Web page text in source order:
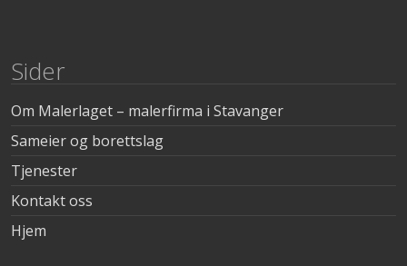
Sider
Om Malerlaget – malerfirma i Stavanger
Sameier og borettslag
Tjenester
Kontakt oss
Hjem